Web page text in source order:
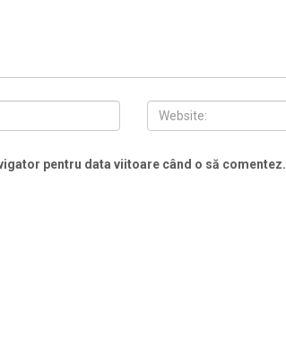
pentru data viitoare când o să comentez.